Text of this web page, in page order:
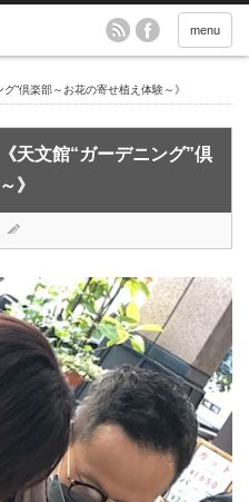
menu
”倶楽部～お花の寄せ植え体験～》
天文館“ガーデニング”倶
》